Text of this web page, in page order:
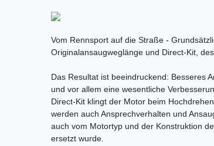
Vom Rennsport auf die Straße -
Originalansaugweglänge und Direct-Kit,
Das Resultat ist beeindruckend: Besseres
und vor allem eine wesentliche
Direct-Kit klingt der Motor beim
werden auch Ansprechverhalten und
auch vom Motortyp und der Konstruktion
ersetzt wurde.